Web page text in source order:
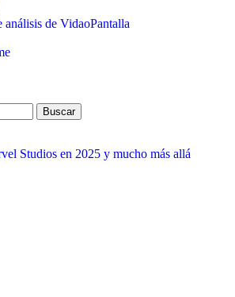
análisis de VidaoPantalla
Buscar
Studios en 2025 y mucho más allá